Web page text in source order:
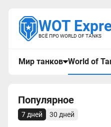
WOT
ВСЁ ПРО WORLD OF TANKS
Мир танков World of
Популярное
7 дней 30 дней